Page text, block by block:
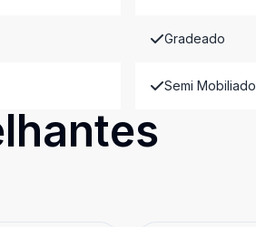
Gradeado
Semi Mobiliado